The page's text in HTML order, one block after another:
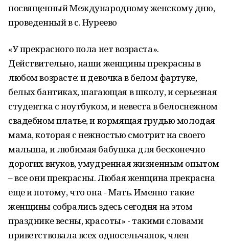
посвященный Международному женскому дню,
проведенный в с. Нуреево
«У прекрасного пола нет возраста».
Действительно, наши женщины прекрасны в
любом возрасте: и девочка в белом фартуке,
белых бантиках, шагающая в школу, и серьезная
студентка с ноутбуком, и невеста в белоснежном
свадебном платье, и кормящая грудью молодая
мама, которая с нежностью смотрит на своего
малыша, и любимая бабушка для бесконечно
дорогих внуков, умудренная жизненным опытом
– все они прекрасны. Любая женщина прекрасна
еще и потому, что она - Мать. Именно такие
женщины собрались здесь сегодня на этом
празднике весны, красоты» - такими словами
приветствовала всех односельчанок, член